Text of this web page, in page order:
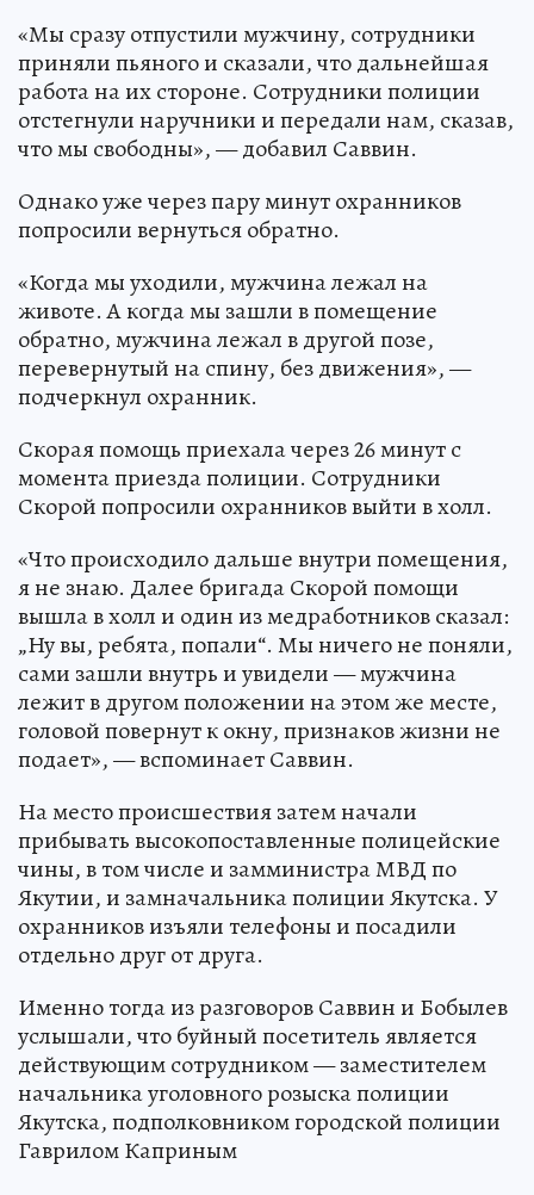
«Мы сразу отпустили мужчину, сотрудники
приняли пьяного и сказали, что дальнейшая
работа на их стороне. Сотрудники полиции
отстегнули наручники и передали нам, сказав,
что мы свободны», — добавил Саввин.
Однако уже через пару минут охранников
попросили вернуться обратно.
«Когда мы уходили, мужчина лежал на
животе. А когда мы зашли в помещение
обратно, мужчина лежал в другой позе,
перевернутый на спину, без движения», —
подчеркнул охранник.
Скорая помощь приехала через 26 минут с
момента приезда полиции. Сотрудники
Скорой попросили охранников выйти в холл.
«Что происходило дальше внутри помещения,
я не знаю. Далее бригада Скорой помощи
вышла в холл и один из медработников сказал:
„Ну вы, ребята, попали“. Мы ничего не поняли,
сами зашли внутрь и увидели — мужчина
лежит в другом положении на этом же месте,
головой повернут к окну, признаков жизни не
подает», — вспоминает Саввин.
На место происшествия затем начали
прибывать высокопоставленные полицейские
чины, в том числе и замминистра МВД по
Якутии, и замначальника полиции Якутска. У
охранников изъяли телефоны и посадили
отдельно друг от друга.
Именно тогда из разговоров Саввин и Бобылев
услышали, что буйный посетитель является
действующим сотрудником — заместителем
начальника уголовного розыска полиции
Якутска, подполковником городской полиции
Гаврилом Каприным